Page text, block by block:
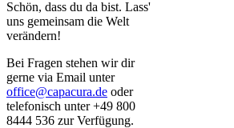
Schön, dass du da bist. Lass'
uns gemeinsam die Welt
verändern!
Bei Fragen stehen wir dir
gerne via Email unter
office@capacura.de oder
telefonisch unter +49 800
8444 536 zur Verfügung.